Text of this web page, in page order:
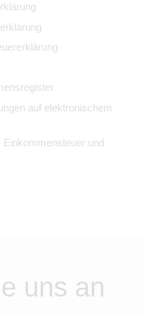
auf elektronischem
und
uns an